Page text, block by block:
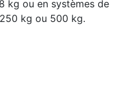
kg ou en systèmes de
kg ou 500 kg.